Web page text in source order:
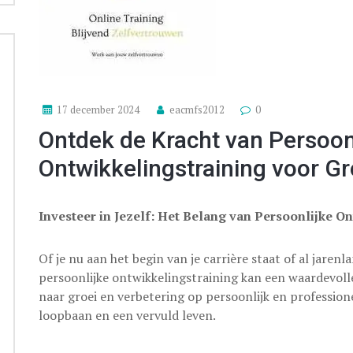
17 december 2024 eacmfs2012 0
Ontdek de Kracht van
Ontwikkelingstraining voor
Investeer in Jezelf: Het Belang van Persoonlijke
Of je nu aan het begin van je carrière staat of al
persoonlijke ontwikkelingstraining kan een
naar groei en verbetering op persoonlijk en
loopbaan en een vervuld leven.